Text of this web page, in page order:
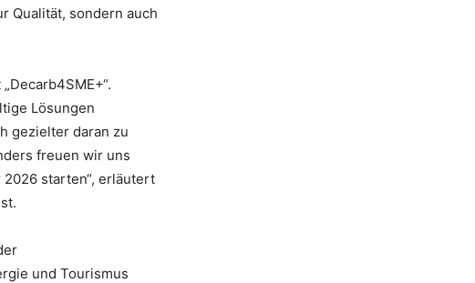
Qualität, sondern auch
Lösungen
gezielter daran zu
freuen wir uns
starten“, erläutert
und Tourismus